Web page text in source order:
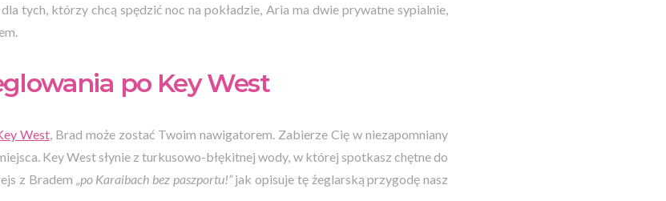
tych, którzy chcą spędzić noc na pokładzie, Aria ma dwie prywatne sypialnie,
po Key West
West , Brad może zostać Twoim nawigatorem. Zabierze Cię w niezapomniany
Key West słynie z turkusowo-błękitnej wody, w której spotkasz chętne do
z Bradem „po Karaibach bez paszportu!”jak opisuje tę żeglarską przygodę nasz